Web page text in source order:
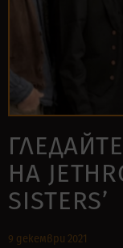
НА
SISTERS’
9 декември 2021